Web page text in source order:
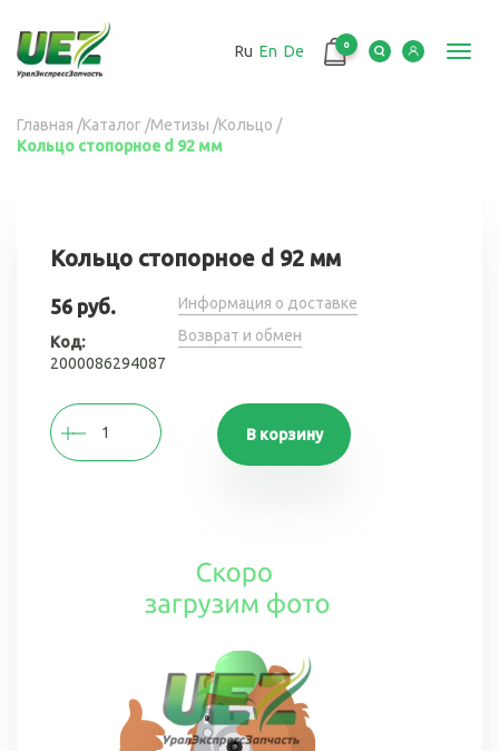
основному
содержанию
Ru En De 0
Вы
здесь
Главная /Каталог /Метизы /Кольцо /
Кольцо стопорное d 92 мм
Кольцо стопорное d 92 мм
56 руб.
Код:
2000086294087
Информация о доставке
Возврат и обмен
В корзину